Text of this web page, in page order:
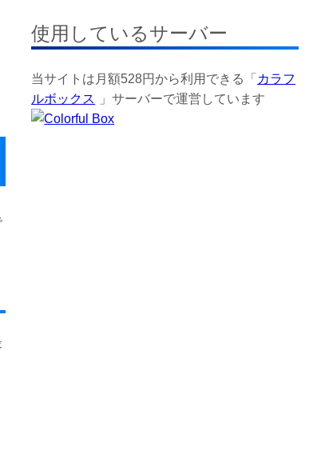
使用しているサーバー
当サイトは月額528円から利用できる「 カラフ
ルボックス
」サーバーで運営しています